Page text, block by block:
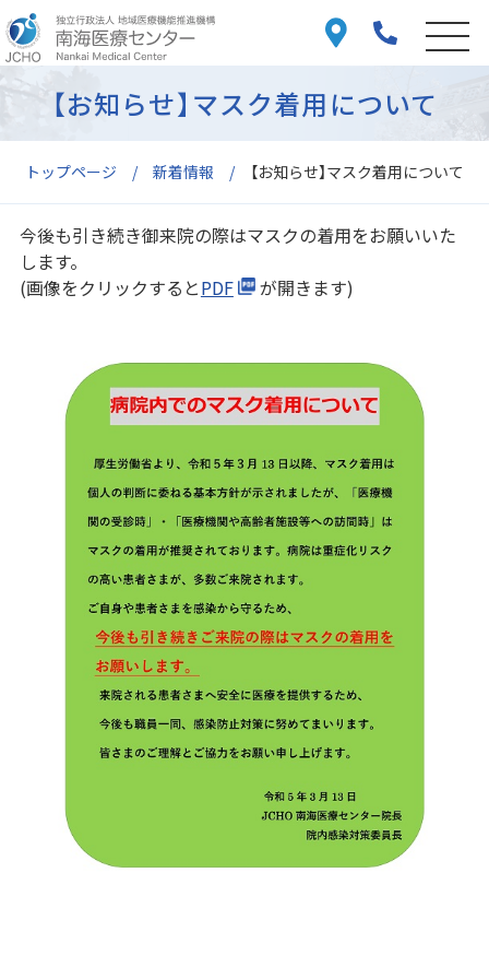
トップページ 新着情報 【お知らせ】マスク着用について
【お知らせ】マスク着用について
今後も引き続き御来院の際はマスクの着用をお願いいた
します。
(画像をクリックするとPDF が開きます)